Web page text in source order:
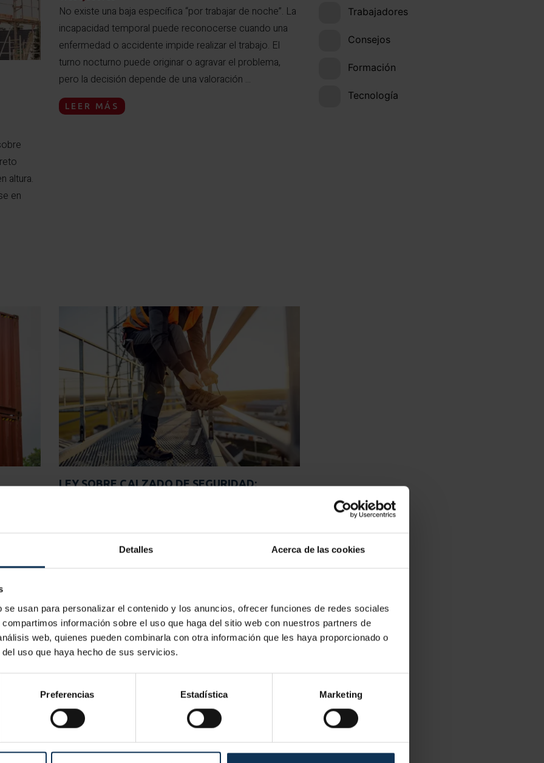
Detalles Acerca de las cookies
usan para personalizar el contenido y los anuncios, ofrecer funciones de redes sociales
información sobre el uso que haga del sitio web con nuestros partners de
web, quienes pueden combinarla con otra información que les haya proporcionado o
uso que haya hecho de sus servicios.
Preferencias Estadística Marketing
altura.
en
No existe una baja específica “por trabajar de noche”. La
incapacidad temporal puede reconocerse cuando una
enfermedad o accidente impide realizar el trabajo. El
turno nocturno puede originar o agravar el problema,
pero la decisión depende de una valoración ...
LEER MÁS
LEY SOBRE CALZADO DE SEGURIDAD:
El calzado de seguridad es uno de los equipos de
protección individual más utilizados en obras, industrias,
talleres, almacenes, centros logísticos y trabajos de
más dudas genera: ¿cuándo es obliga...
LEER MÁS
Trabajadores
Consejos
Formación
Tecnología